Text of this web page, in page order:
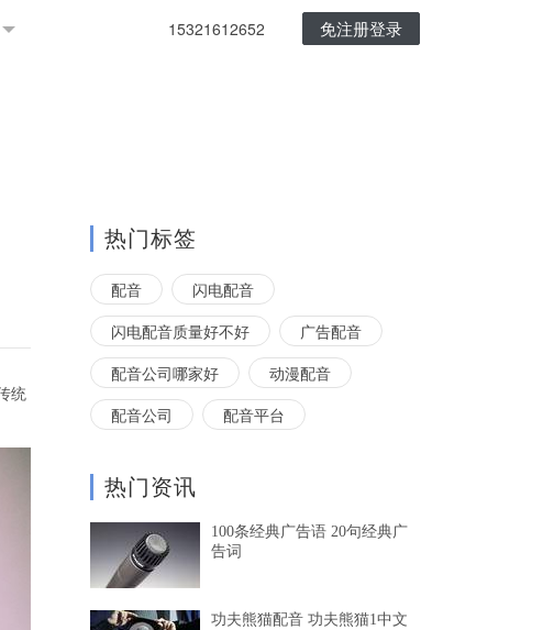
15321612652 免注册登录
统
热门标签
配音
闪电配音
闪电配音质量好不好
广告配音
配音公司哪家好
动漫配音
配音公司
配音平台
热门资讯
100条经典广告语 20句经典广
告词
功夫熊猫配音 功夫熊猫1中文